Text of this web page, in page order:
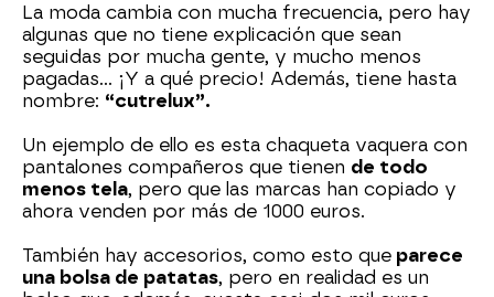
La moda cambia con mucha frecuencia, pero hay
algunas que no tiene explicación que sean
seguidas por mucha gente, y mucho menos
pagadas… ¡Y a qué precio! Además, tiene hasta
nombre: “cutrelux”.
Un ejemplo de ello es esta chaqueta vaquera con
pantalones compañeros que tienen de todo
menos tela, pero que las marcas han copiado y
ahora venden por más de 1000 euros.
También hay accesorios, como esto que parece
una bolsa de patatas, pero en realidad es un